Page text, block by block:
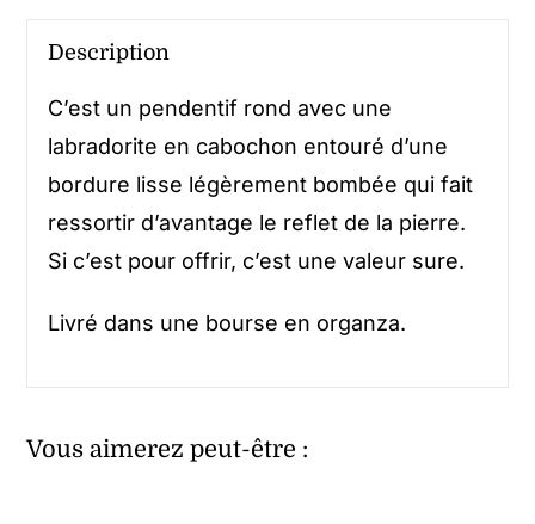
Description
C’est un pendentif rond avec une
labradorite en cabochon entouré d’une
bordure lisse légèrement bombée qui fait
ressortir d’avantage le reflet de la pierre.
Si c’est pour offrir, c’est une valeur sure.
Livré dans une bourse en organza.
Vous aimerez peut-être :